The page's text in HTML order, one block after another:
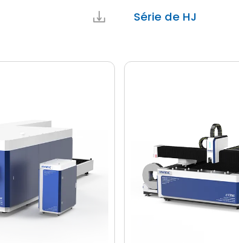
Série de HJ